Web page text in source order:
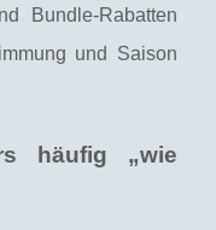
Bundle-Rabatten
und Saison
häufig „wie